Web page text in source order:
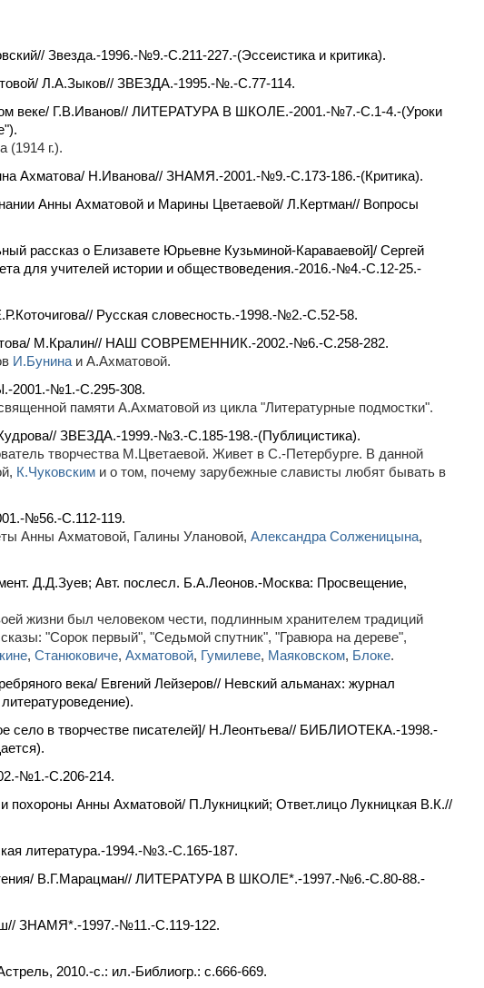
Звезда.-1996.-№9.-С.211-227.-(Эссеистика и критика).
Л.А.Зыков// ЗВЕЗДА.-1995.-№.-С.77-114.
веке/ Г.В.Иванов// ЛИТЕРАТУРА В ШКОЛЕ.-2001.-№7.-С.1-4.-(Уроки
(1914 г.).
Ахматова/ Н.Иванова// ЗНАМЯ.-2001.-№9.-С.173-186.-(Критика).
Анны Ахматовой и Марины Цветаевой/ Л.Кертман// Вопросы
рассказ о Елизавете Юрьевне Кузьминой-Караваевой]/ Сергей
для учителей истории и обществоведения.-2016.-№4.-С.12-25.-
Русская словесность.-1998.-№2.-С.52-58.
М.Кралин// НАШ СОВРЕМЕННИК.-2002.-№6.-С.258-282.
И.Бунинаи А.Ахматовой.
2001.-№1.-С.295-308.
памяти А.Ахматовой из цикла "Литературные подмостки".
ЗВЕЗДА.-1999.-№3.-С.185-198.-(Публицистика).
творчества М.Цветаевой. Живет в С.-Петербурге. В данной
К.Чуковским и о том, почему зарубежные слависты любят бывать в
№56.-С.112-119.
Анны Ахматовой, Галины Улановой, Александра Солженицына,
Д.Д.Зуев; Авт. послесл. Б.А.Леонов.-Москва: Просвещение,
жизни был человеком чести, подлинным хранителем традиций
"Сорок первый", "Седьмой спутник", "Гравюра на дереве",
, Станюковиче, Ахматовой, Гумилеве, Маяковском, Блоке.
века/ Евгений Лейзеров// Невский альманах: журнал
село в творчестве писателей]/ Н.Леонтьева// БИБЛИОТЕКА.-1998.-
№1.-С.206-214.
похороны Анны Ахматовой/ П.Лукницкий; Ответ.лицо Лукницкая В.К.//
литература.-1994.-№3.-С.165-187.
В.Г.Марацман// ЛИТЕРАТУРА В ШКОЛЕ*.-1997.-№6.-С.80-88.-
ЗНАМЯ*.-1997.-№11.-С.119-122.
2010.-c.: ил.-Библиогр.: с.666-669.